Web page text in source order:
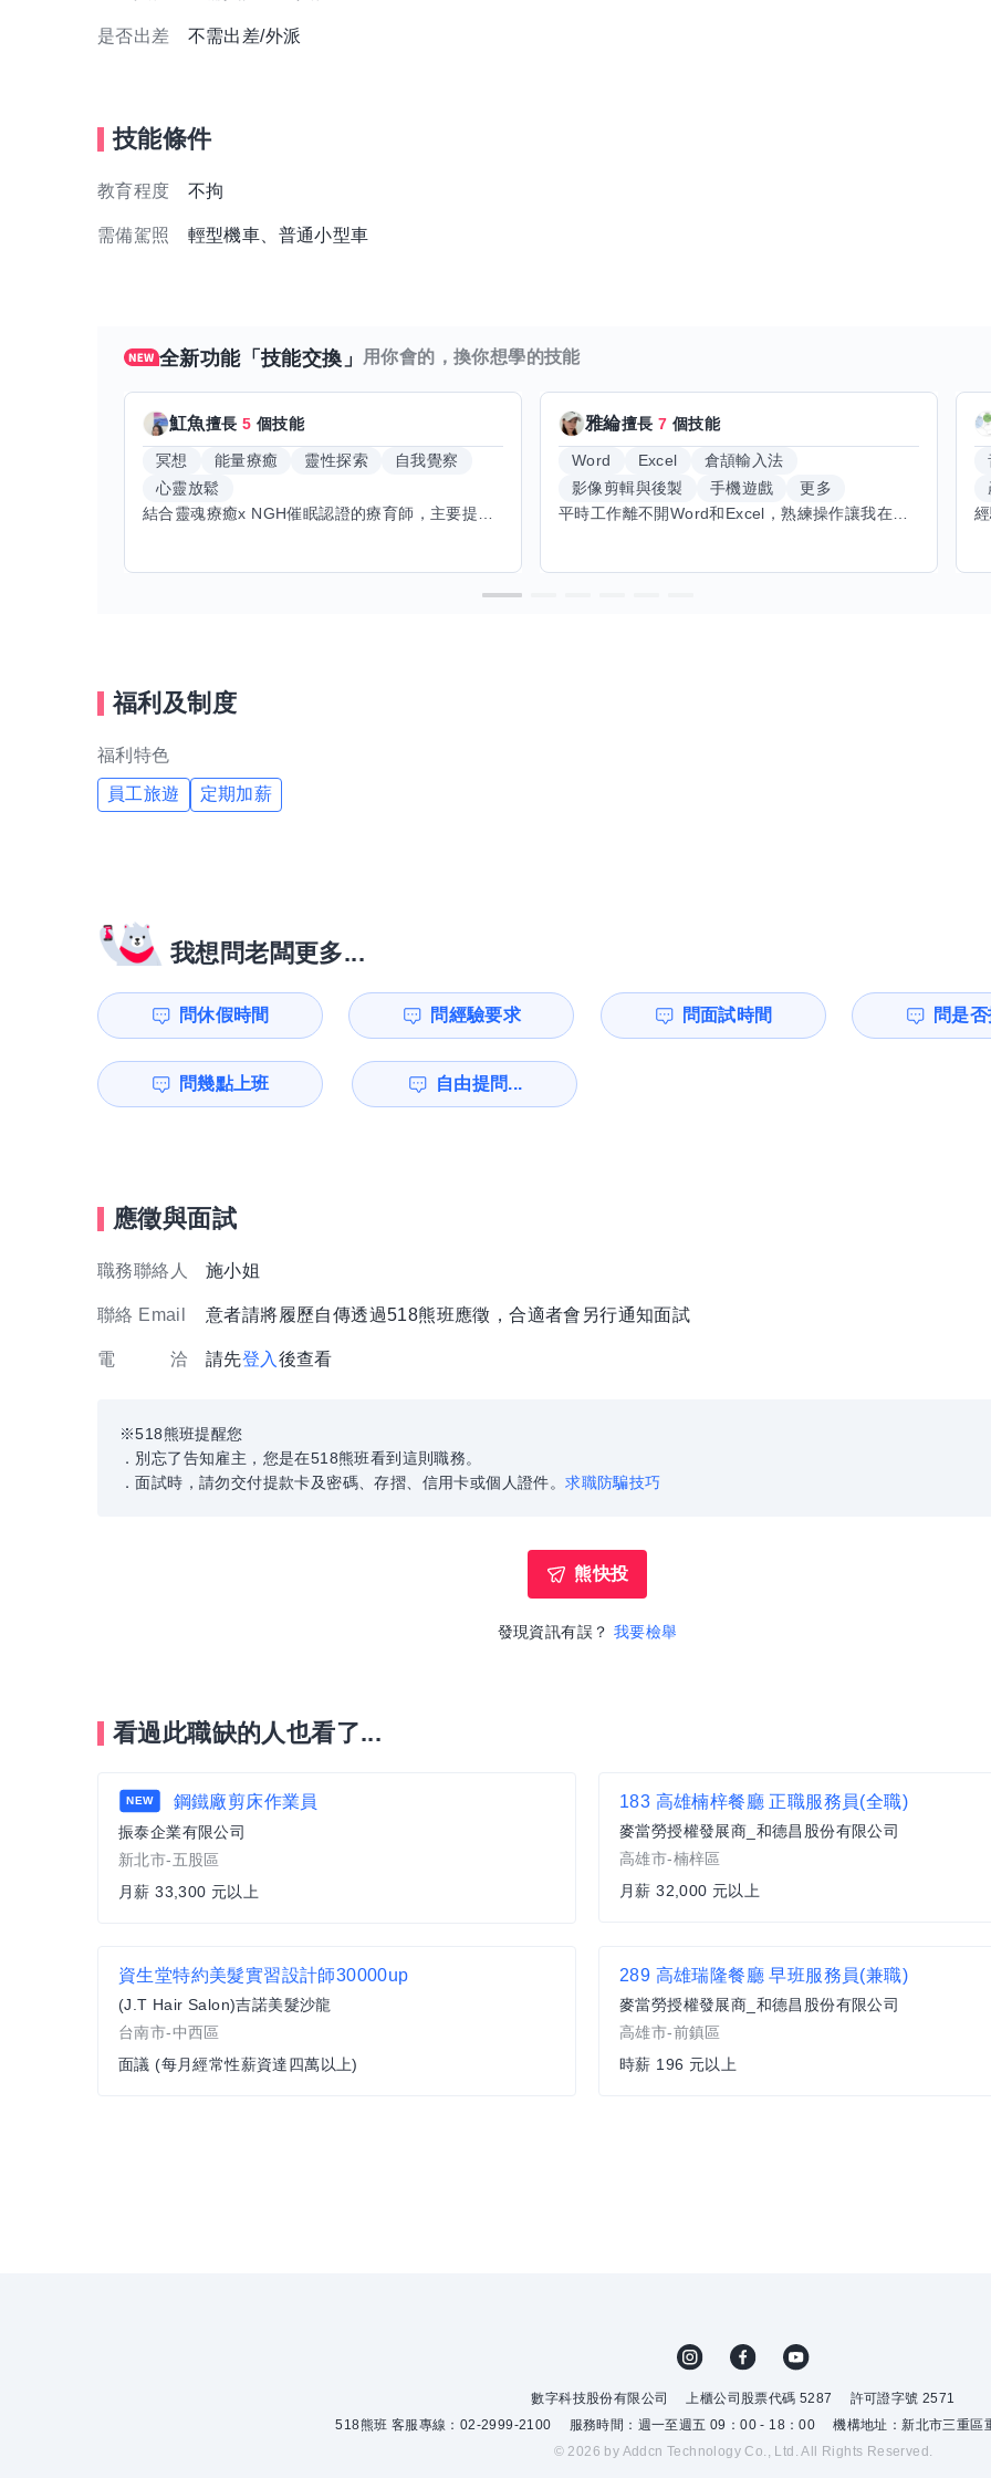
是否出差 不需出差/外派
技能條件
教育程度 不拘
需備駕照 輕型機車、普通小型車
全新功能「技能交換」 用你會的，換你想學的技能
魟魚擅長5 個技能
冥想 能量療癒 靈性探索
自我覺察
心靈放鬆
結合靈魂療癒x NGH催眠認證的療育師，主要提供潛意識探索和靈魂導向的催眠療育。你會全程100%清醒跟我對話。
雅綸擅長7 個技能
Word Excel
倉頡輸入法
影像剪輯與後製
手機遊戲
更多
平時工作離不開Word和Excel，熟練操作讓我在文件整理和數據處理上都得心應手，還能用倉頡輸入法快速打字。近期想挑戰英文學習，希望能透過交換技能一起進步！如果你英文流利，需要中文或電腦技巧輔助，歡迎找我搭檔，咱們一起歡樂學習，互相激勵，成為彼此的學習小夥伴！
福利及制度
福利特色
員工旅遊 定期加薪
我想問老闆更多...
問休假時間 問經驗要求 問面試時間 問是
問幾點上班 自由提問...
應徵與面試
職務聯絡人 施小姐
聯絡 Email 意者請將履歷自傳透過518熊班應徵，合適者會另行通知面試
電 洽 請先登入 後查看
※518熊班提醒您
．別忘了告知雇主，您是在518熊班看到這則職務。
．面試時，請勿交付提款卡及密碼、存摺、信用卡或個人證件。求職防騙技巧
熊快投
發現資訊有誤？ 我要檢舉
看過此職缺的人也看了...
NEW 鋼鐵廠剪床作業員
振泰企業有限公司
新北市-五股區
月薪 33,300 元以上
183 高雄楠梓餐廳 正職服務員(全職)
麥當勞授權發展商_和德昌股份有限公司
高雄市-楠梓區
月薪 32,000 元以上
資生堂特約美髮實習設計師30000up
(J.T Hair Salon)吉諾美髮沙龍
台南市-中西區
面議 (每月經常性薪資達四萬以上)
289 高雄瑞隆餐廳 早班服務員(兼職)
麥當勞授權發展商_和德昌股份有限公司
高雄市-前鎮區
時薪 196 元以上
數字科技股份有限公司 上櫃公司股票代碼 5287
許可證字號 2571
518熊班 客服專線：02-2999-2100
服務時間：週一至週五 09：00 - 18：00
機構地址：新北市三重
© 2026 by Addcn Technology Co., Ltd. All Rights Reserved.